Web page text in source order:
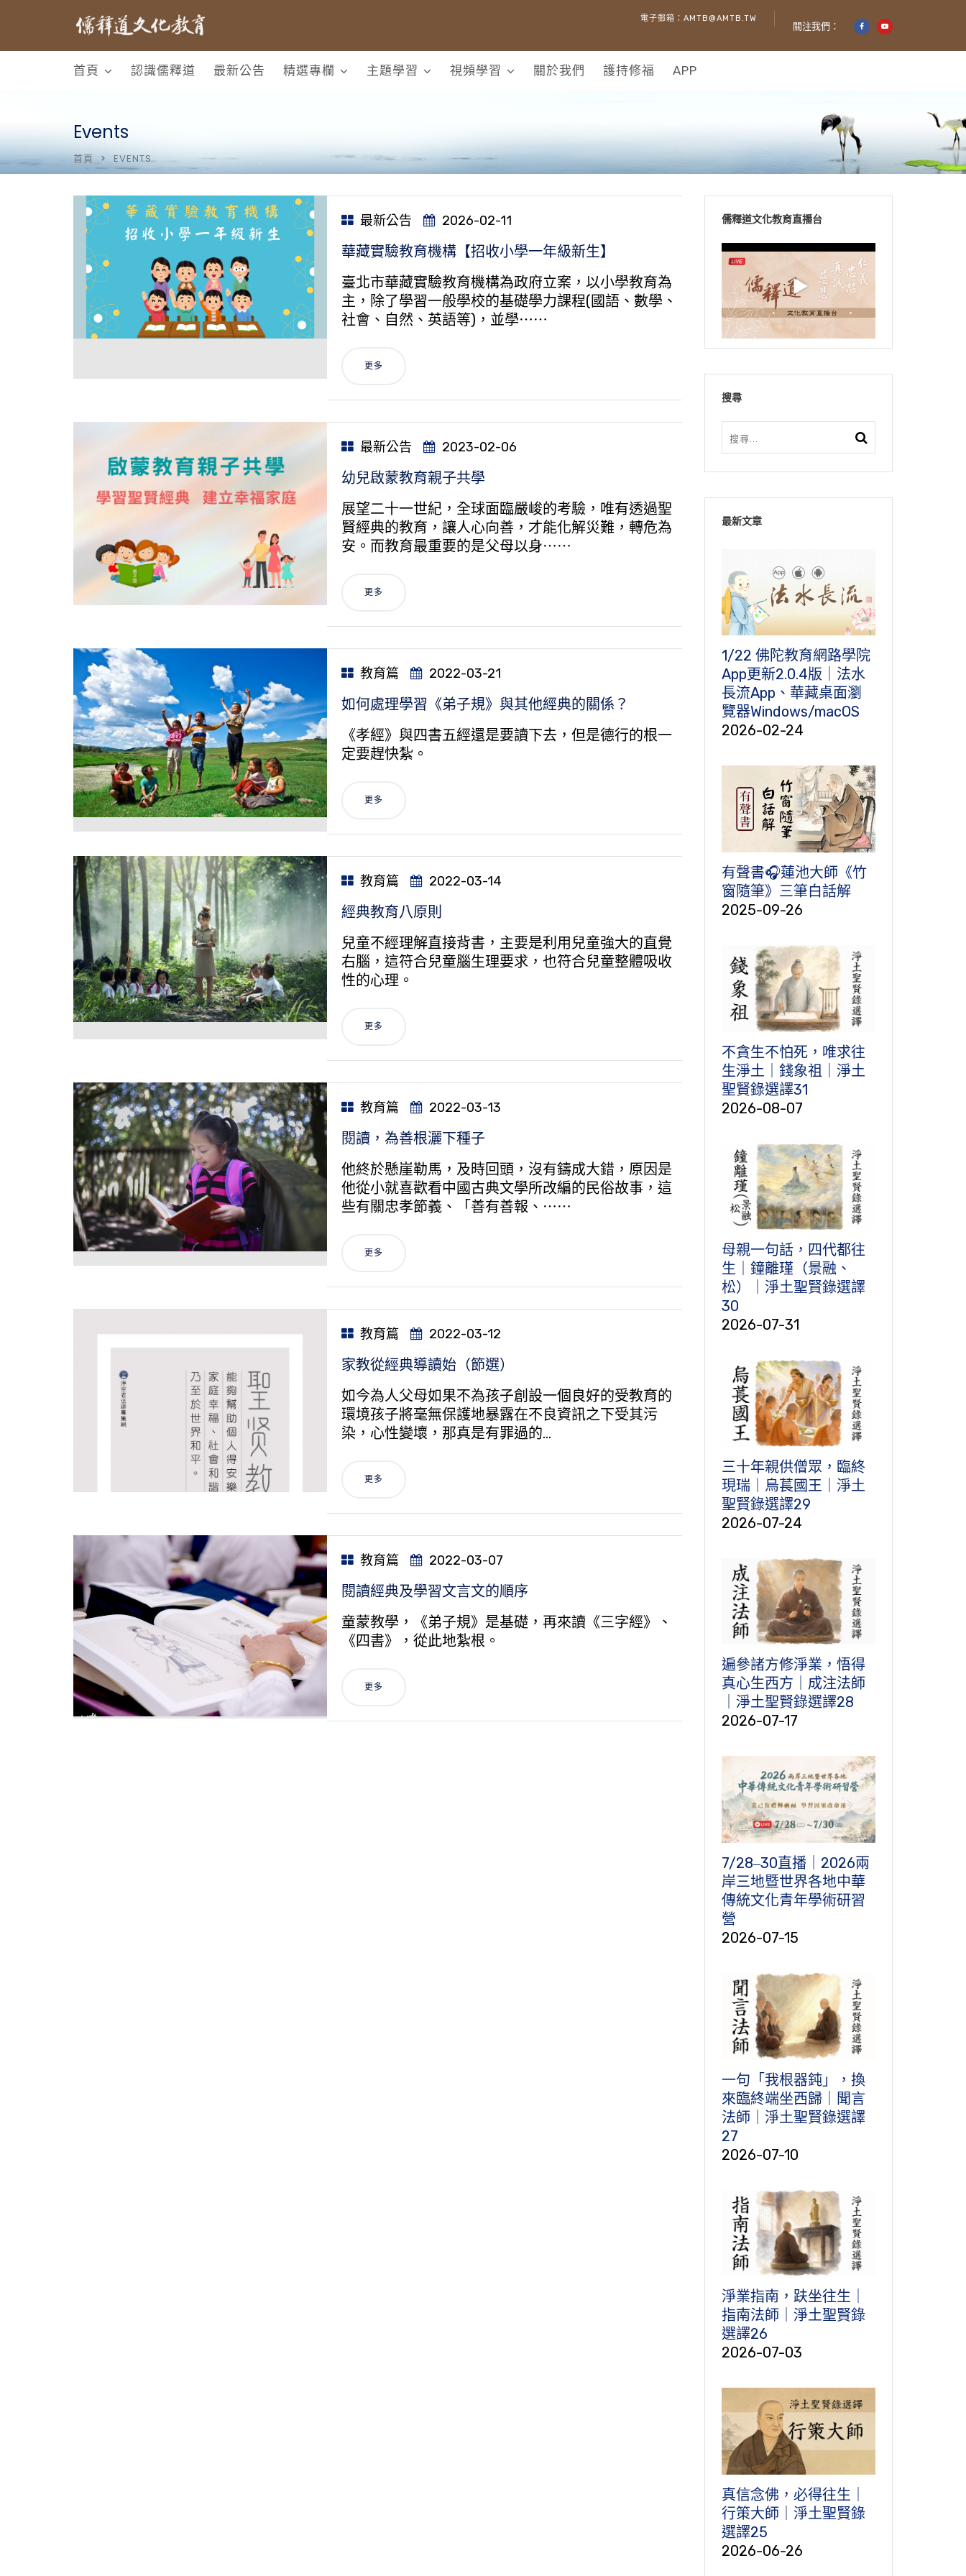
電子郵箱：AMTB@AMTB.TW
關注我們：
首頁 認識儒釋道 最新公告 精選專欄 主題學習 視頻學習 關於我們 護持修福 APP
Events
首頁 EVENTS
最新公告 2026-02-11
華藏實驗教育機構【招收小學一年級新生】
臺北市華藏實驗教育機構為政府立案，以小學教育為
主，除了學習一般學校的基礎學力課程(國語、數學、
社會、自然、英語等)，並學⋯⋯
更多
最新公告 2023-02-06
幼兒啟蒙教育親子共學
展望二十一世紀，全球面臨嚴峻的考驗，唯有透過聖
賢經典的教育，讓人心向善，才能化解災難，轉危為
安。而教育最重要的是父母以身⋯⋯
更多
教育篇 2022-03-21
如何處理學習《弟子規》與其他經典的關係？
《孝經》與四書五經還是要讀下去，但是德行的根一
定要趕快紮。
更多
教育篇 2022-03-14
經典教育八原則
兒童不經理解直接背書，主要是利用兒童強大的直覺
右腦，這符合兒童腦生理要求，也符合兒童整體吸收
性的心理。
更多
教育篇 2022-03-13
閱讀，為善根灑下種子
他終於懸崖勒馬，及時回頭，沒有鑄成大錯，原因是
他從小就喜歡看中國古典文學所改編的民俗故事，這
些有關忠孝節義、「善有善報、⋯⋯
更多
教育篇 2022-03-12
家教從經典導讀始（節選）
如今為人父母如果不為孩子創設一個良好的受教育的
環境孩子將毫無保護地暴露在不良資訊之下受其污
染，心性變壞，那真是有罪過的…
更多
教育篇 2022-03-07
閱讀經典及學習文言文的順序
童蒙教學，《弟子規》是基礎，再來讀《三字經》、
《四書》，從此地紮根。
更多
儒釋道文化教育直播台
搜尋
最新文章
1/22 佛陀教育網路學院
App更新2.0.4版｜法水
長流App、華藏桌面瀏
覽器Windows/macOS
2026-02-24
有聲書🎧蓮池大師《竹
窗隨筆》三筆白話解
2025-09-26
不貪生不怕死，唯求往
生淨土｜錢象祖｜淨土
聖賢錄選譯31
2026-08-07
母親一句話，四代都往
生｜鐘離瑾（景融、
松）｜淨土聖賢錄選譯
30
2026-07-31
三十年親供僧眾，臨終
現瑞｜烏萇國王｜淨土
聖賢錄選譯29
2026-07-24
遍參諸方修淨業，悟得
真心生西方｜成注法師
｜淨土聖賢錄選譯28
2026-07-17
7/28‒30直播｜2026兩
岸三地暨世界各地中華
傳統文化青年學術研習
營
2026-07-15
一句「我根器鈍」，換
來臨終端坐西歸｜聞言
法師｜淨土聖賢錄選譯
27
2026-07-10
淨業指南，趺坐往生｜
指南法師｜淨土聖賢錄
選譯26
2026-07-03
真信念佛，必得往生｜
行策大師｜淨土聖賢錄
選譯25
2026-06-26